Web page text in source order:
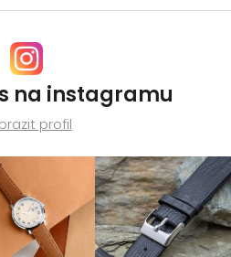
na instagramu
profil